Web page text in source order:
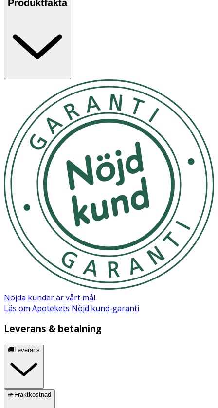
Förpackning: 1 par.
Förvaras torrt och skyddat från direkt solljus.
Ja
Produktfakta
Nöjda kunder är vårt mål
Läs om Apotekets Nöjd kund-garanti
Leverans & betalning
🚚Leverans
🧺Fraktkostnad